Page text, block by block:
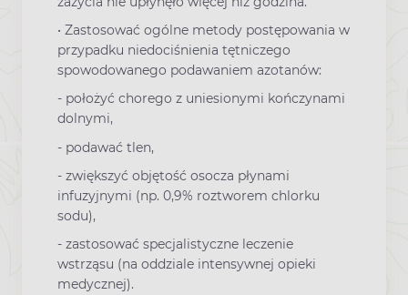
• Zastosować ogólne metody postępowania w
przypadku niedociśnienia tętniczego
spowodowanego podawaniem azotanów:
- położyć chorego z uniesionymi kończynami
dolnymi,
- podawać tlen,
- zwiększyć objętość osocza płynami
infuzyjnymi (np. 0,9% roztworem chlorku
sodu),
- zastosować specjalistyczne leczenie
wstrząsu (na oddziale intensywnej opieki
medycznej).